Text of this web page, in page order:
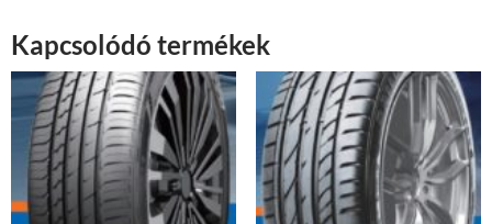
Kapcsolódó termékek